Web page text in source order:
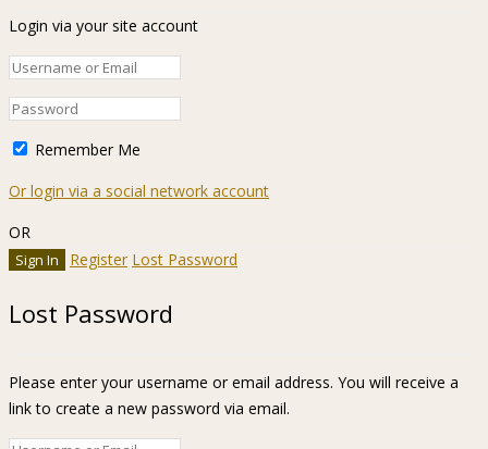
Login via your site account
Remember Me
Or login via a social network account
OR
Register Lost Password
Lost Password
Please enter your username or email address. You will receive a
link to create a new password via email.